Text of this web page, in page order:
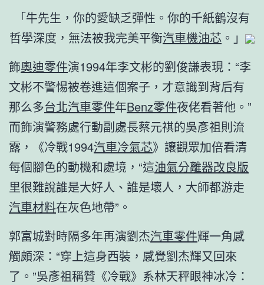
「牛先生，你的愛缺乏彈性。你的千紙鶴沒有
哲學深度，無法被我完美平衡汽車機油芯 。」
飾奧迪零件演1994年李文彬的劉俊謙表現：“李
文彬不警惕被卷進這個案子，才意識到背后有
那么多台北汽車零件年Benz零件夜佬看著他。”
而飾演警務處行動副處長蔡元祺的吳彥祖則流
露，《冷戰1994汽車冷氣芯》讓觀眾加倍看清
每個腳色的動機和處境，“這油氣分離器改良版
里很難說誰是大好人、誰是壞人，大師都游走
汽車材料在灰色地帶”。
郭富城對時隔多年再演劉杰汽車零件輝一角感
觸頗深：“穿上這身西裝，感覺劉杰輝又回來
了。”吳彥祖稱贊《冷戰》系林天秤眼神冰冷：